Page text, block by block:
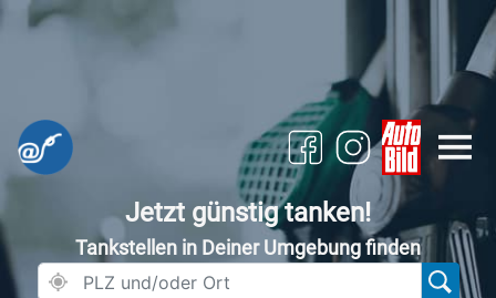
Jetzt günstig tanken!
Tankstellen in Deiner Umgebung finden